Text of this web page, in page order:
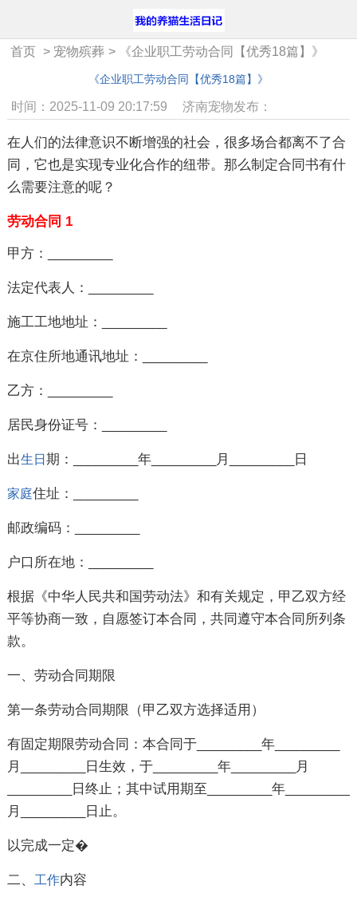
首页 > 宠物殡葬 > 《企业职工劳动合同【优秀18篇】》
《企业职工劳动合同【优秀18篇】》
时间：2025-11-09 20:17:59 济南宠物发布：
在人们的法律意识不断增强的社会，很多场合都离不了合
同，它也是实现专业化合作的纽带。那么制定合同书有什
么需要注意的呢？
劳动合同 1
甲方：_________
法定代表人：_________
施工工地地址：_________
在京住所地通讯地址：_________
乙方：_________
居民身份证号：_________
出生日 期：_________年_________月_________日
家庭住址：_________
邮政编码：_________
户口所在地：_________
根据《中华人民共和国劳动法》和有关规定，甲乙双方经
平等协商一致，自愿签订本合同，共同遵守本合同所列条
款。
一、劳动合同期限
第一条劳动合同期限（甲乙双方选择适用）
有固定期限劳动合同：本合同于_________年_________
月_________日生效，于_________年_________月
_________日终止；其中试用期至_________年_________
月_________日止。
以完成一定�
二、 工作内容